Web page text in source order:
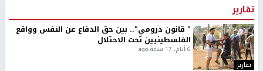
تقارير
تقارير
" قانون درومي".. بين حق الدفاع عن النفس وواقع
الفلسطينيين تحت الاحتلال
6 أيام، 17 ساعة ago